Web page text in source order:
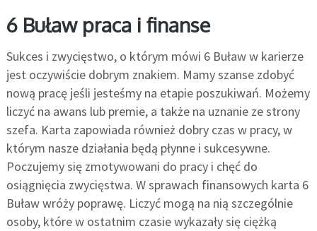
6 Buław praca i finanse
Sukces i zwycięstwo, o którym mówi 6 Buław w karierze
jest oczywiście dobrym znakiem. Mamy szanse zdobyć
nową pracę jeśli jesteśmy na etapie poszukiwań. Możemy
liczyć na awans lub premie, a także na uznanie ze strony
szefa. Karta zapowiada również dobry czas w pracy, w
którym nasze działania będą płynne i sukcesywne.
Poczujemy się zmotywowani do pracy i chęć do
osiągnięcia zwycięstwa. W sprawach finansowych karta 6
Buław wróży poprawę. Liczyć mogą na nią szczególnie
osoby, które w ostatnim czasie wykazały się ciężką